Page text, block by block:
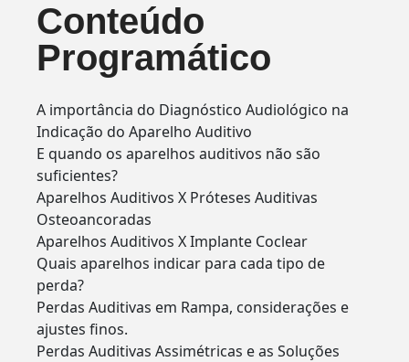
Conteúdo
Programático
A importância do Diagnóstico Audiológico na
Indicação do Aparelho Auditivo
E quando os aparelhos auditivos não são
suficientes?
Aparelhos Auditivos X Próteses Auditivas
Osteoancoradas
Aparelhos Auditivos X Implante Coclear
Quais aparelhos indicar para cada tipo de
perda?
Perdas Auditivas em Rampa, considerações e
ajustes finos.
Perdas Auditivas Assimétricas e as Soluções